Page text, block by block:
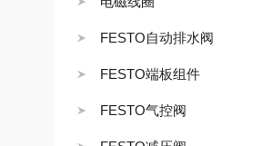
FESTO自动排水阀
FESTO端板组件
FESTO气控阀